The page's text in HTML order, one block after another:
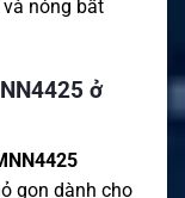
nóng bất
ở
gọn dành cho